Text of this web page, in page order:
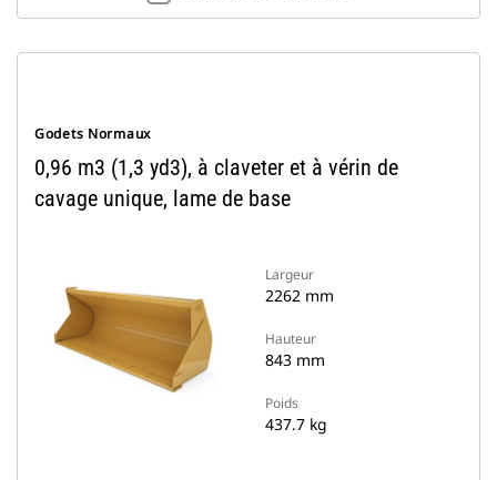
Godets Normaux
0,96 m3 (1,3 yd3), à claveter et à vérin de
cavage unique, lame de base
Largeur
2262 mm
Hauteur
843 mm
Poids
437.7 kg